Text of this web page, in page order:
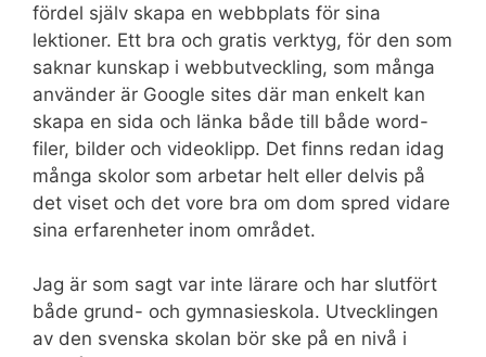
fördel själv skapa en webbplats för sina
lektioner. Ett bra och gratis verktyg, för den som
saknar kunskap i webbutveckling, som många
använder är Google sites där man enkelt kan
skapa en sida och länka både till både word-
filer, bilder och videoklipp. Det finns redan idag
många skolor som arbetar helt eller delvis på
det viset och det vore bra om dom spred vidare
sina erfarenheter inom området.
Jag är som sagt var inte lärare och har slutfört
både grund- och gymnasieskola. Utvecklingen
av den svenska skolan bör ske på en nivå i